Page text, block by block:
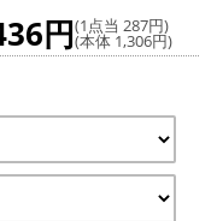
円(1点当 287円)
(本体 1,306円)